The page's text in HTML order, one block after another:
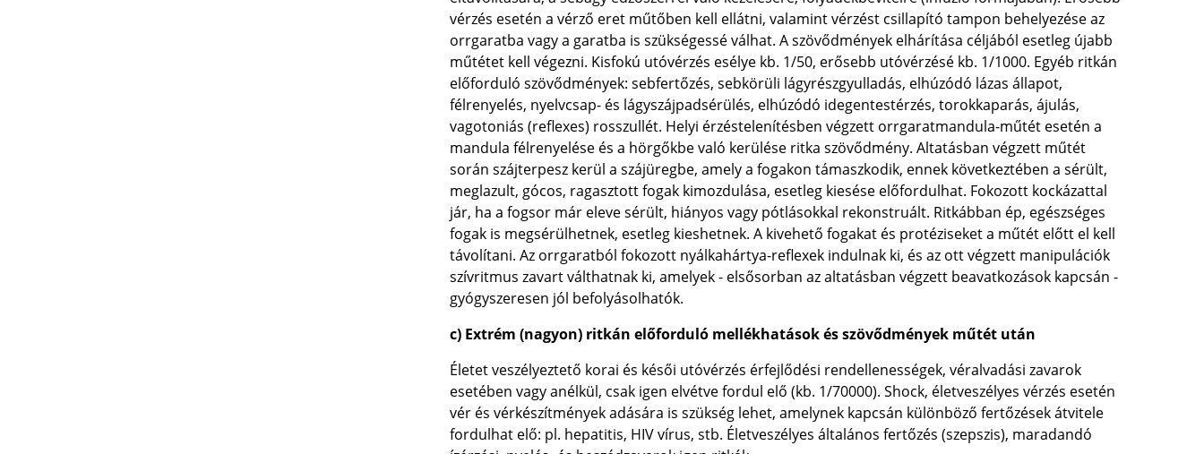
vérzés esetén a vérző eret műtőben kell ellátni, valamint vérzést csillapító tampon behelyezése az
orrgaratba vagy a garatba is szükségessé válhat. A szövődmények elhárítása céljából esetleg újabb
műtétet kell végezni. Kisfokú utóvérzés esélye kb. 1/50, erősebb utóvérzésé kb. 1/1000. Egyéb ritkán
előforduló szövődmények: sebfertőzés, sebkörüli lágyrészgyulladás, elhúzódó lázas állapot,
félrenyelés, nyelvcsap- és lágyszájpadsérülés, elhúzódó idegentestérzés, torokkaparás, ájulás,
vagotoniás (reflexes) rosszullét. Helyi érzéstelenítésben végzett orrgaratmandula-műtét esetén a
mandula félrenyelése és a hörgőkbe való kerülése ritka szövődmény. Altatásban végzett műtét
során szájterpesz kerül a szájüregbe, amely a fogakon támaszkodik, ennek következtében a sérült,
meglazult, gócos, ragasztott fogak kimozdulása, esetleg kiesése előfordulhat. Fokozott kockázattal
jár, ha a fogsor már eleve sérült, hiányos vagy pótlásokkal rekonstruált. Ritkábban ép, egészséges
fogak is megsérülhetnek, esetleg kieshetnek. A kivehető fogakat és protéziseket a műtét előtt el kell
távolítani. Az orrgaratból fokozott nyálkahártya-reflexek indulnak ki, és az ott végzett manipulációk
szívritmus zavart válthatnak ki, amelyek - elsősorban az altatásban végzett beavatkozások kapcsán -
gyógyszeresen jól befolyásolhatók.
c) Extrém (nagyon) ritkán előforduló mellékhatások és szövődmények műtét után
Életet veszélyeztető korai és késői utóvérzés érfejlődési rendellenességek, véralvadási zavarok
esetében vagy anélkül, csak igen elvétve fordul elő (kb. 1/70000). Shock, életveszélyes vérzés esetén
vér és vérkészítmények adására is szükség lehet, amelynek kapcsán különböző fertőzések átvitele
fordulhat elő: pl. hepatitis, HIV vírus, stb. Életveszélyes általános fertőzés (szepszis), maradandó